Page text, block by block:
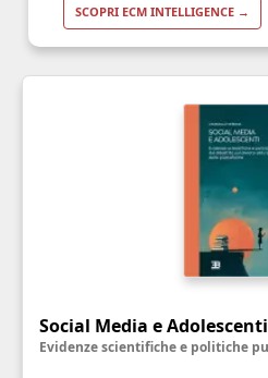
Social Media e Adolescenti
SCOPRI ECM INTELLIGENCE →